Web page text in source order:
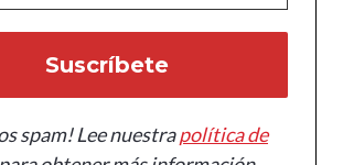
spam! Lee nuestrapolítica de